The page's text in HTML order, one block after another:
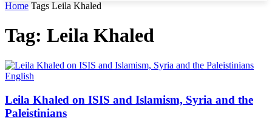
Home Tags Leila Khaled
Tag: Leila Khaled
English
Leila Khaled on ISIS and Islamism, Syria and the
Paleistinians